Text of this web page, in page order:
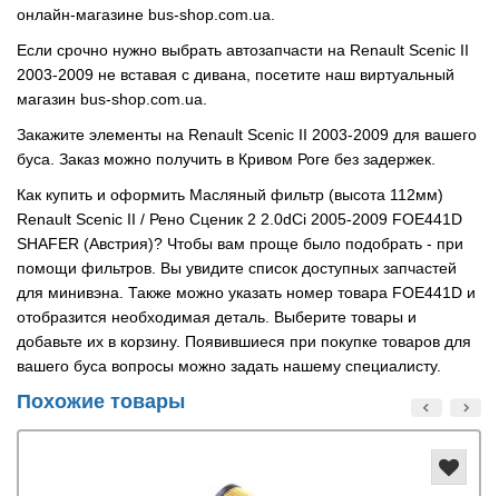
онлайн-магазине bus-shop.com.ua.
Если срочно нужно выбрать автозапчасти на Renault Scenic II
2003-2009 не вставая с дивана, посетите наш виртуальный
магазин bus-shop.com.ua.
Закажите элементы на Renault Scenic II 2003-2009 для вашего
буса. Заказ можно получить в Кривом Роге без задержек.
Как купить и оформить Масляный фильтр (высота 112мм)
Renault Scenic II / Рено Сценик 2 2.0dCi 2005-2009 FOE441D
SHAFER (Австрия)? Чтобы вам проще было подобрать - при
помощи фильтров. Вы увидите список доступных запчастей
для минивэна. Также можно указать номер товара FOE441D и
отобразится необходимая деталь. Выберите товары и
добавьте их в корзину. Появившиеся при покупке товаров для
вашего буса вопросы можно задать нашему специалисту.
Похожие товары